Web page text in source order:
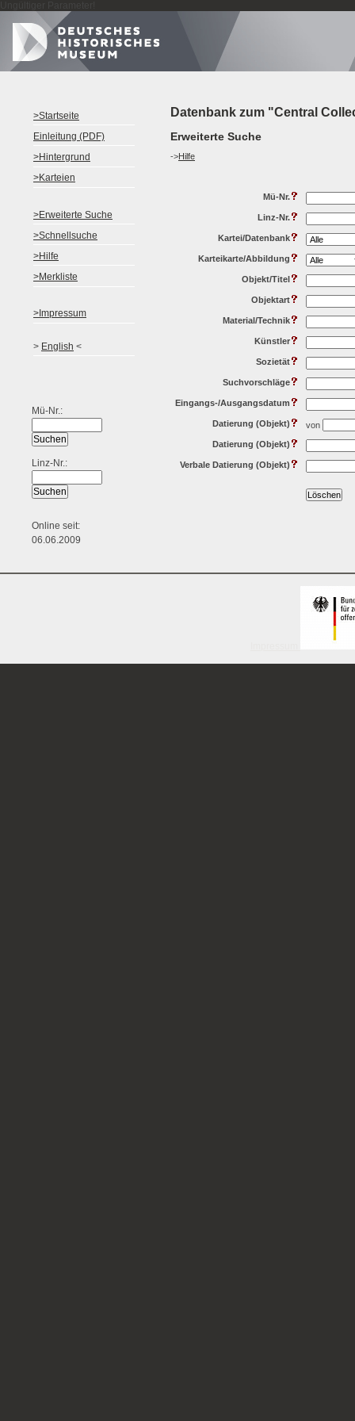
>Startseite
Einleitung (PDF)
>Hintergrund
>Karteien
>Erweiterte Suche
>Schnellsuche
>Hilfe
>Merkliste
>Impressum
> English <
Mü-Nr.:
Linz-Nr.:
Online seit:
06.06.2009
Datenbank zum "Central
Erweiterte Suche
->Hilfe
Mü-Nr.
Linz-Nr.
Kartei/Datenbank
Karteikarte/Abbildung
Objekt/Titel
Objektart
Material/Technik
Künstler
Sozietät
Suchvorschläge
Eingangs-/Ausgangsdatum
Datierung (Objekt)
von
Datierung (Objekt)
Verbale Datierung (Objekt)